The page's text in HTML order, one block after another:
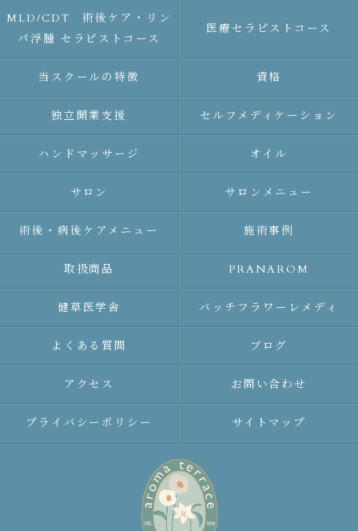
MLD/CDT 術後ケア・リン
パ浮腫 セラピストコース
医療セラピストコース
当スクールの特徴 資格
独立開業支援 セルフメディケーション
ハンドマッサージ オイル
サロン サロンメニュー
術後・病後ケアメニュー 施術事例
取扱商品 PRANAROM
健草医学舎 バッチフラワーレメディ
よくある質問 ブログ
アクセス お問い合わせ
プライバシーポリシー サイトマップ